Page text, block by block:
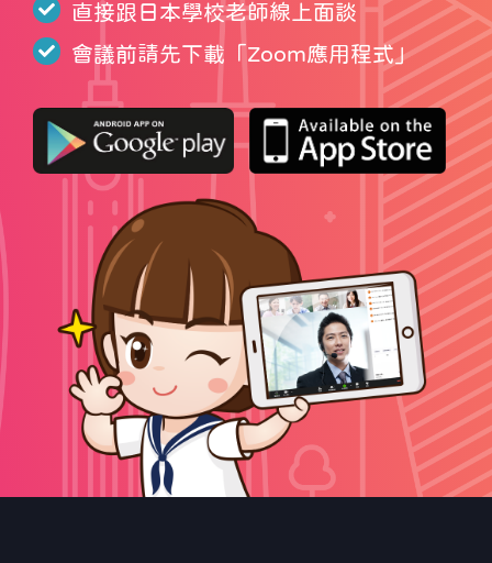
直接跟日本學校老師線上面談
會議前請先下載「 Zoom應用程式」